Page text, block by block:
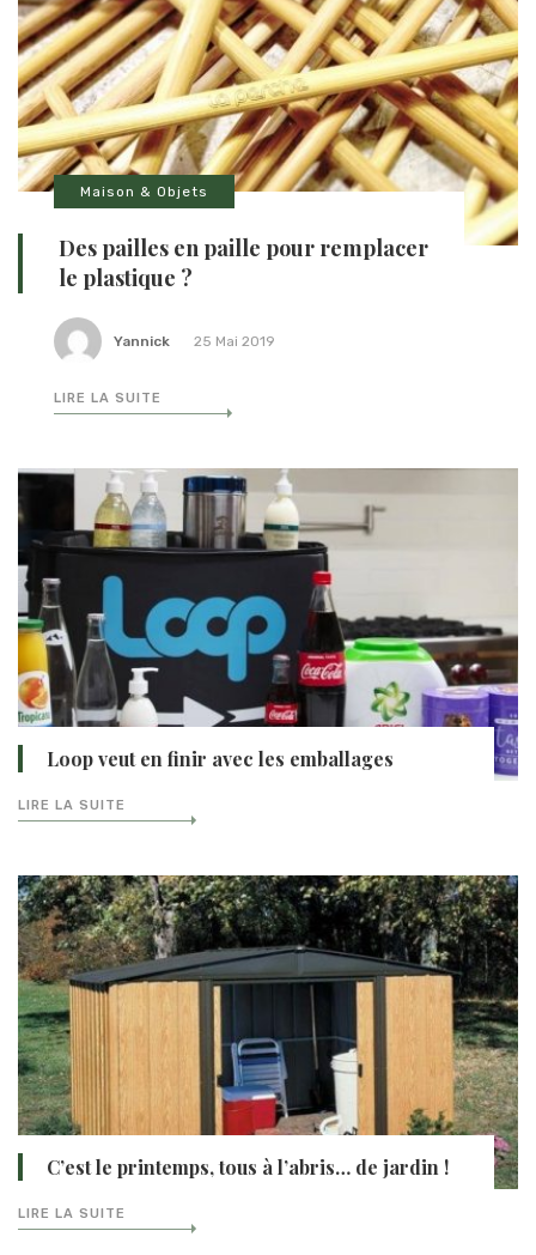
Maison & Objets
Des pailles en paille pour remplacer
le plastique ?
Yannick 25 Mai 2019
LIRE LA SUITE
Loop veut en finir avec les emballages
LIRE LA SUITE
C’est le printemps, tous à l’abris… de jardin !
LIRE LA SUITE